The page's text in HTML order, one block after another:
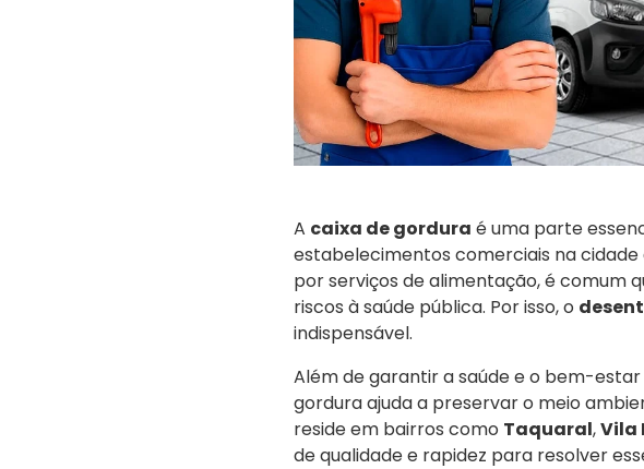
A caixa de gordura é uma parte
estabelecimentos comerciais na cidade
por serviços de alimentação, é comum
riscos à saúde pública. Por isso, o
indispensável.
Além de garantir a saúde e o bem-
gordura ajuda a preservar o meio
reside em bairros como Taquaral,Vila
de qualidade e rapidez para resolver